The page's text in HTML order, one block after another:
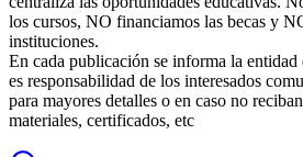
los cursos, NO financiamos las becas y
instituciones.
En cada publicación se informa la
es responsabilidad de los interesados
para mayores detalles o en caso no
materiales, certificados, etc